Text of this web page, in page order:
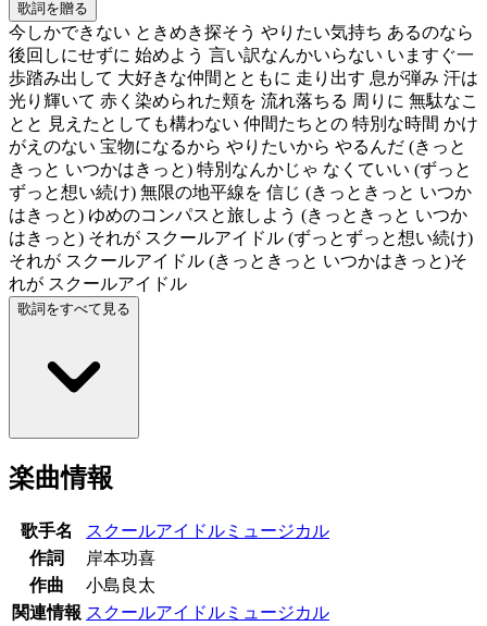
歌詞を贈る
今しかできない ときめき探そう やりたい気持ち あるのなら
後回しにせずに 始めよう 言い訳なんかいらない いますぐ一
歩踏み出して 大好きな仲間とともに 走り出す 息が弾み 汗は
光り輝いて 赤く染められた頬を 流れ落ちる 周りに 無駄なこ
とと 見えたとしても構わない 仲間たちとの 特別な時間 かけ
がえのない 宝物になるから やりたいから やるんだ (きっと
きっと いつかはきっと) 特別なんかじゃ なくていい (ずっと
ずっと想い続け) 無限の地平線を 信じ (きっときっと いつか
はきっと) ゆめのコンパスと旅しよう (きっときっと いつか
はきっと) それが スクールアイドル (ずっとずっと想い続け)
それが スクールアイドル (きっときっと いつかはきっと)そ
れが スクールアイドル
歌詞をすべて見る
楽曲情報
歌手名
スクールアイドルミュージカル
作詞
岸本功喜
作曲
小島良太
関連情報 スクールアイドルミュージカル